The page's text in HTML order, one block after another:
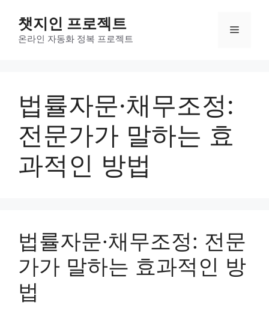
챗지인 프로젝트
온라인 자동화 정복 프로젝트
메
법률자문·채무조정:
전문가가 말하는 효
과적인 방법
법률자문·채무조정: 전문
가가 말하는 효과적인 방
법